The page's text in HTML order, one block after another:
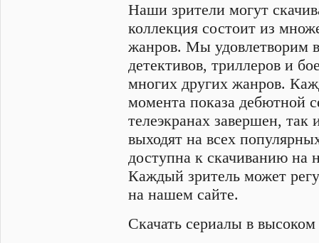
Наши зрители могут
коллекция состоит из
жанров. Мы удовлетворим
детективов, триллеров и
многих других жанров.
момента показа дебютной
телеэкранах завершен,
выходят на всех
доступна к скачиванию на
Каждый зритель может
на нашем сайте.
Скачать сериалы в высоком